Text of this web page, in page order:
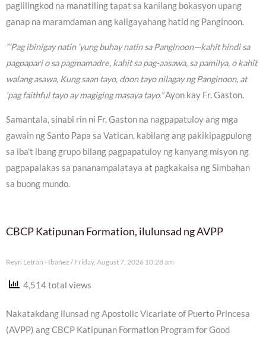
paglilingkod na manatiling tapat sa kanilang bokasyon upang
ganap na maramdaman ang kaligayahang hatid ng Panginoon.
“‘Pag ibinigay natin ‘yung buhay natin sa Panginoon—kahit hindi sa
pagpapari o sa pagmamadre, kahit sa pag-aasawa, sa pamilya, o kahit
walang asawa, Kung saan tayo, doon tayo nilagay ng Panginoon, at
‘pag faithful tayo ay magiging masaya tayo.”Ayon kay Fr. Gaston.
Samantala, sinabi rin ni Fr. Gaston na nagpapatuloy ang mga
gawain ng Santo Papa sa Vatican, kabilang ang pakikipagpulong
sa iba’t ibang grupo bilang pagpapatuloy ng kanyang misyon ng
pagpapalakas sa pananampalataya at pagkakaisa ng Simbahan
sa buong mundo.
CBCP Katipunan Formation, ilulunsad ng AVPP
Reyn Letran - Ibañez Friday, August 7, 2026 10:28 am
4,514 total views
Nakatakdang ilunsad ng Apostolic Vicariate of Puerto Princesa
(AVPP) ang CBCP Katipunan Formation Program for Good